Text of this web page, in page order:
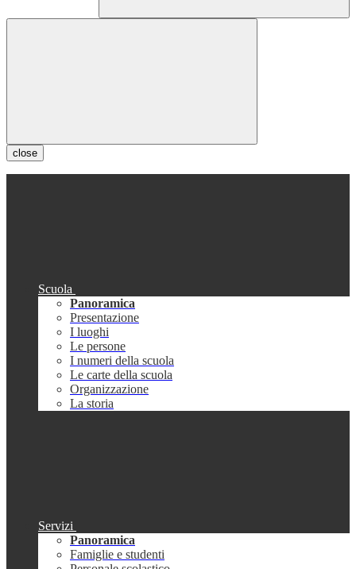
close
Scuola
Panoramica
Presentazione
I luoghi
Le persone
I numeri della scuola
Le carte della scuola
Organizzazione
La storia
Servizi
Panoramica
Famiglie e studenti